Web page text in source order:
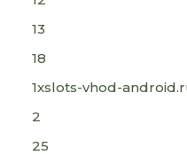
13
18
1xslots-vhod-
2
25